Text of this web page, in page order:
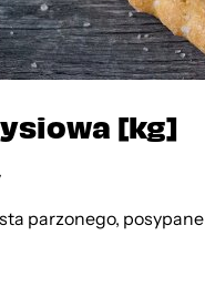
[kg]
parzonego, posypane